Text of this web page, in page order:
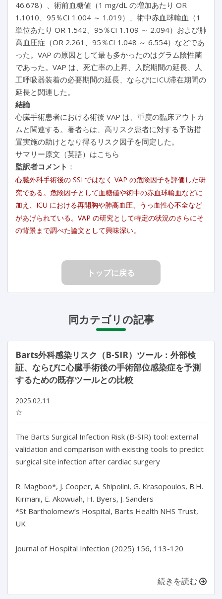
46.678）、術前血糖値（1 mg/dL の増加あたり OR
1.1010、95％CI 1.004 ～ 1.019）、術中赤血球輸血（1
単位あたり OR 1.542、95％CI 1.109 ～ 2.094）および肺
高血圧症（OR 2.261、95％CI 1.048 ～ 6.554）などであ
った。VAP の原因として最も多かったのはグラム陰性菌
であった。VAP は、死亡率の上昇、入院期間の延長、人
工呼吸器装着の必要期間の延長、ならびにICU滞在期間の
延長と関連した。
結論
心臓手術患者における術後 VAP は、重度の臨床アウトカ
ムと関連する。著者らは、高リスク患者に対する予防措
置実施の助けとなり得るリスク因子を同定した。
サマリー原文（英語）はこちら
監訳者コメント ：
心臓外科手術後の SSI ではなく VAP の危険因子を評価した研
究である。危険因子として血糖値や術中の赤血球輸血などに
加え、ICU における再開胸や肺高血圧、うっ血性心不全など
があげられている。VAP の研究として特定の状況のさらにそ
の背景まで調べた論文として興味深い。
トップに戻る
同カテゴリの記事
Barts外科感染リスク（B-SIR）ツール：外部検
証、ならびに心臓手術後の手術部位感染症を予測
するための既存ツールとの比較
2025.02.11
☆
The Barts Surgical Infection Risk (B-SIR) tool: external
validation and comparison with existing tools to predict
surgical site infection after cardiac surgery
R. Magboo*, J. Cooper, A. Shipolini, G. Krasopoulos, B.H.
Kirmani, E. Akowuah, H. Byers, J. Sanders
*St Bartholomew’s Hospital, Barts Health NHS Trust,
UK
Journal of Hospital Infection (2025) 156, 113-120
続きを読む